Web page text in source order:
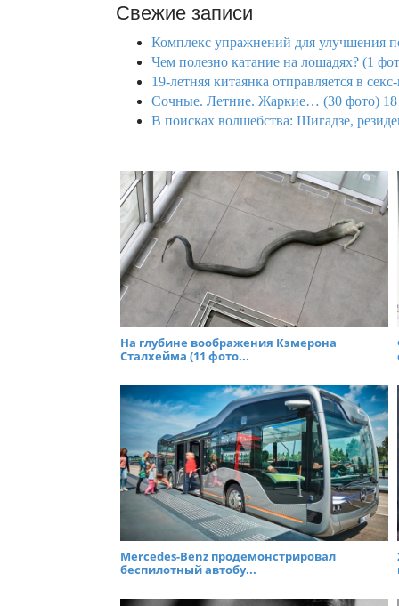
Свежие записи
Комплекс упражнений для улучшения
Чем полезно катание на лошадях? (1
19-летняя китаянка отправляется в
Сочные. Летние. Жаркие… (30 фото)
В поисках волшебства: Шигадзе,
На глубине воображения Кэмерона
Сталхейма (11 фото...
Mercedes-Benz продемонстрировал
беспилотный автобу...